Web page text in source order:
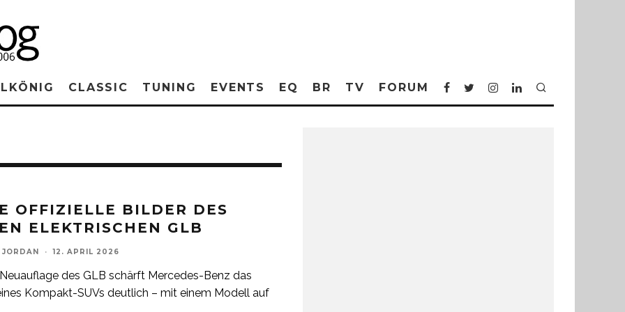
CLASSIC TUNING EVENTS EQ BR TV FORUM
OFFIZIELLE BILDER DES
ELEKTRISCHEN GLB
· 12. APRIL 2026
des GLB schärft Mercedes-Benz das
Kompakt-SUVs deutlich – mit einem Modell auf